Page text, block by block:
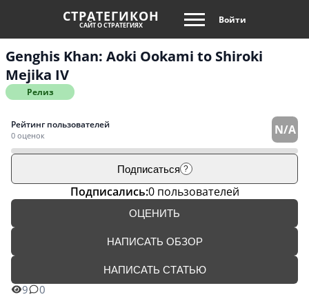
СТРАТЕГИКОН
САЙТ О СТРАТЕГИЯХ Войти
Genghis Khan: Aoki Ookami to Shiroki
Mejika IV
Релиз
Рейтинг пользователей
0 оценок N/A
Подписаться ?
Подписались:0 пользователей
ОЦЕНИТЬ
НАПИСАТЬ ОБЗОР
НАПИСАТЬ СТАТЬЮ
9 0